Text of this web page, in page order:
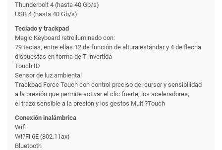
Thunderbolt 4 (hasta 40 Gb/s)
USB 4 (hasta 40 Gb/s)
Teclado y trackpad
Magic Keyboard retroiluminado con:
79 teclas, entre ellas 12 de función de altura estándar y 4 de flecha
dispuestas en forma de T invertida
Touch ID
Sensor de luz ambiental
Trackpad Force Touch con control preciso del cursor y sensibilidad
a la presión que permite activar el clic fuerte, los aceleradores,
el trazo sensible a la presión y los gestos Multi?Touch
Conexión inalámbrica
Wifi
Wi?Fi 6E (802.11ax)
Bluetooth